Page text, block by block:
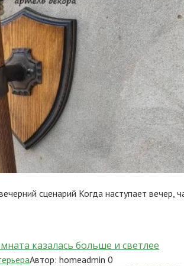
сценарий Когда наступает
казалась больше и светлее
Автор: homeadmin 0